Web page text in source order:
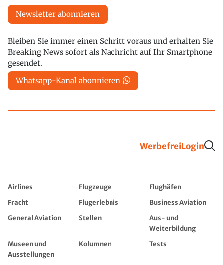
Newsletter abonnieren
Bleiben Sie immer einen Schritt voraus und erhalten Sie
Breaking News sofort als Nachricht auf Ihr Smartphone
gesendet.
Whatsapp-Kanal abonnieren
WerbefreiLogin
Airlines Flugzeuge
Flughäfen
Fracht
Flugerlebnis
Business Aviation
General Aviation
Stellen
Aus- und
Weiterbildung
Museen und
Ausstellungen
Kolumnen Tests